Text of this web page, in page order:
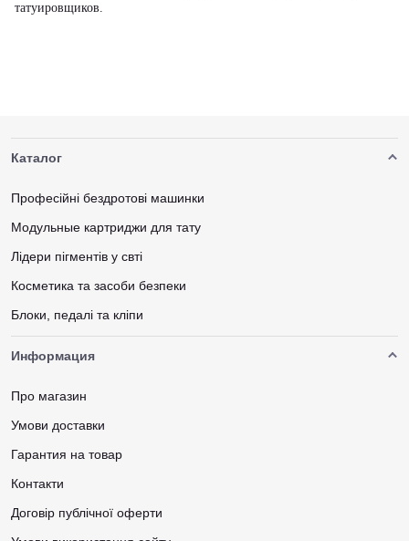
татуировщиков.
Каталог
Професійні бездротові машинки
Модульные картриджи для тату
Лідери пігментів у свті
Косметика та засоби безпеки
Блоки, педалі та кліпи
Информация
Про магазин
Умови доставки
Гарантия на товар
Контакти
Договір публічної оферти